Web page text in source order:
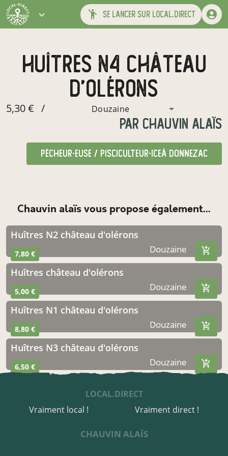
se lancer sur local.direct
Huîtres N4 château
d'olérons
5,30 € / Douzaine
par Chauvin alaïs
pêcheur·euse / pisciculteur·iceà Donnezac
Chauvin alaïs vous propose également...
Huîtres N2 château d'olérons
7,80 € Douzaine
Huîtres château d'olérons
5,00 € Douzaine
Huîtres N1 château d'olérons
8,80 € Douzaine
Huîtres N3 château d'olérons
6,50 € Douzaine
LOCAL.DIRECT
Vraiment local !
Vraiment direct !
CHAUVIN ALAÏS